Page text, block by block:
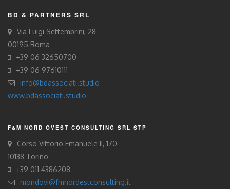
BD & PARTNERS SRL
Via Luigi Settembrini, 28
00195 Roma
+39 06 32650700
+39 06 97610111
info@bdassociati.studio
www.bdassociati.studio
F&M NORD OVEST CONSULTING SRL STP
Corso Vittorio Emanuele II, 170
10138 Torino
+39 011 4386208
mondovi@fmnordestconsulting.it